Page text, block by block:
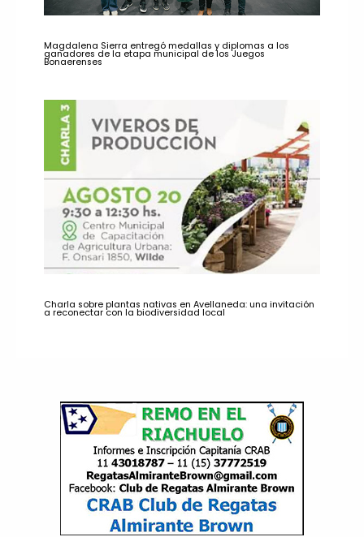
Magdalena Sierra entregó medallas y diplomas a los
ganadores de la etapa municipal de los Juegos
Bonaerenses
Charla sobre plantas nativas en Avellaneda: una invitación
a reconectar con la biodiversidad local